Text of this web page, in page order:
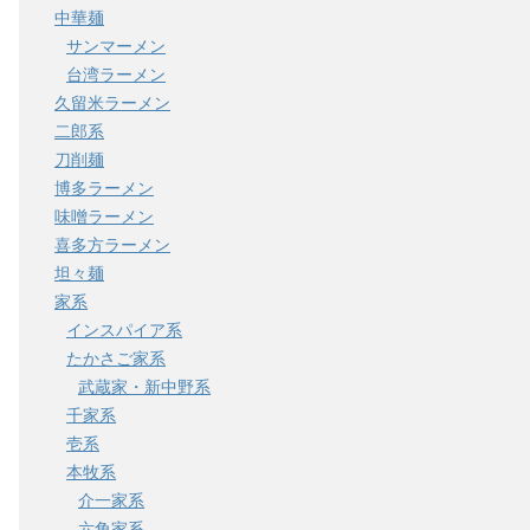
中華麺
サンマーメン
台湾ラーメン
久留米ラーメン
二郎系
刀削麺
博多ラーメン
味噌ラーメン
喜多方ラーメン
坦々麺
家系
インスパイア系
たかさご家系
武蔵家・新中野系
千家系
壱系
本牧系
介一家系